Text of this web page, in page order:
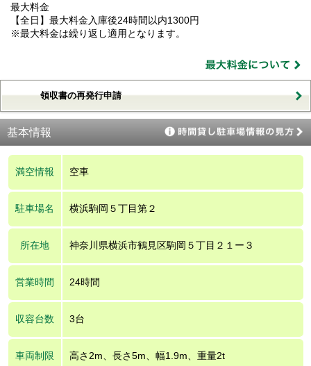
最大料金
【全日】最大料金入庫後24時間以内1300円
※最大料金は繰り返し適用となります。
領収書の再発行申請
基本情報
満空情報 空車
駐車場名 横浜駒岡５丁目第２
所在地 神奈川県横浜市鶴見区駒岡５丁目２１ー３
営業時間 24時間
収容台数 3台
車両制限 高さ2m、長さ5m、幅1.9m、重量2t